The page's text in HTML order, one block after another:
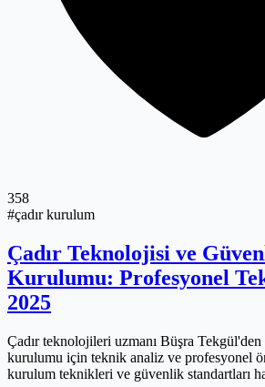
358
#çadır kurulum
Çadır Teknolojisi ve
Kurulumu: Profesyonel
2025
Çadır teknolojileri uzmanı Büşra
kurulumu için teknik analiz ve profesyonel
kurulum teknikleri ve güvenlik standartları